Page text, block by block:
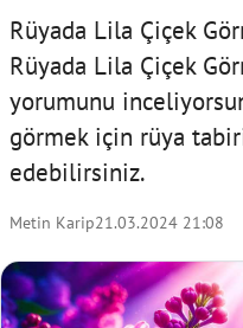
Rüyada Lila Çiçek
Rüyada Lila Çiçek
yorumunu
görmek için rüya
edebilirsiniz.
Metin Karip21.03.2024 21:08